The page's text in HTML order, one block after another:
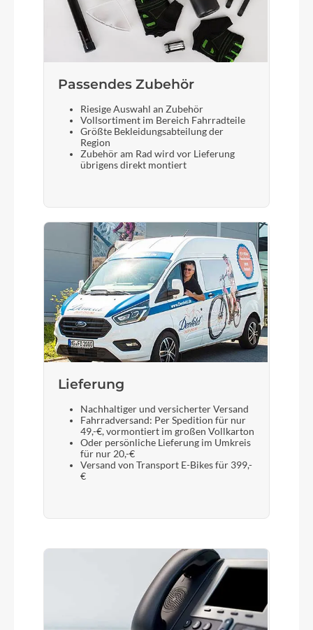
Passendes Zubehör
Riesige Auswahl an Zubehör
Vollsortiment im Bereich Fahrradteile
Größte Bekleidungsabteilung der
Region
Zubehör am Rad wird vor Lieferung
übrigens direkt montiert
Lieferung
Nachhaltiger und versicherter Versand
Fahrradversand: Per Spedition für nur
49,-€, vormontiert im großen Vollkarton
Oder persönliche Lieferung im Umkreis
für nur 20,-€
Versand von Transport E-Bikes für 399,-
€